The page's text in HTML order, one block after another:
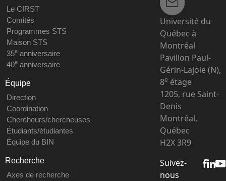
Le CIRST
Comités
Programmes STS
Maison STS
35eanniversaire
40eanniversaire
Équipe
Direction
Coordination
Chercheurs/chercheuses
Étudiants/étudiantes
Équipe du BIN
Recherche
Axes de recherche
Université du
Québec à
Montréal
Pavillon Paul-
Gérin-Lajoie (N),
8e étage
1205, rue Saint-
Denis
Montréal,
Québec
H2X 3R9
Suivez-
nous